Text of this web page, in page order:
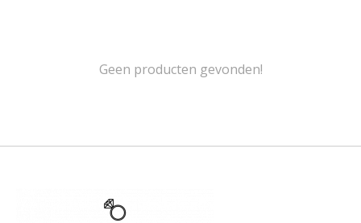
Geen producten gevonden!